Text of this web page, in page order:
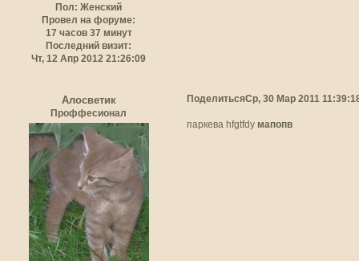
Пол: Женский
Провел на форуме:
17 часов 37 минут
Последний визит:
Чт, 12 Апр 2012 21:26:09
ПоделитьсяСр, 30 Мар 2011
Алосветик
Проффесионал
паркева hfgtfdy мапопв